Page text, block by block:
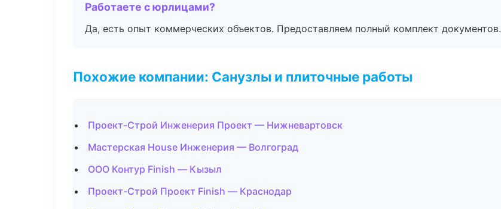
Работаете с юрлицами?
Да, есть опыт коммерческих объектов. Предоставляем полный комплект документов.
Похожие компании: Санузлы и плиточные работы
Проект-Строй Инженерия Проект — Нижневартовск
Мастерская House Инженерия — Волгоград
ООО Контур Finish — Кызыл
Проект-Строй Проект Finish — Краснодар